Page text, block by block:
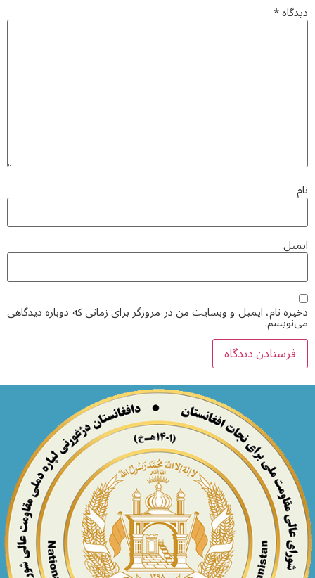
دیدگاه*
نام
ایمیل
ذخیره نام، ایمیل و وبسایت من در مرورگر برای زمانی که دوباره دیدگاهی
می‌نویسم.